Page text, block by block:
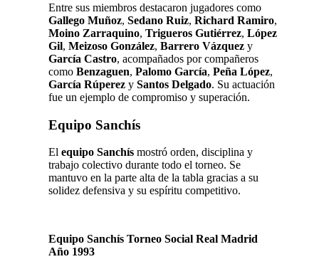
Entre sus miembros destacaron jugadores como
Gallego Muñoz, Sedano Ruiz, Richard Ramiro,
Moino Zarraquino, Trigueros Gutiérrez, López
Gil, Meizoso González, Barrero Vázquez y
García Castro, acompañados por compañeros
como Benzaguen, Palomo García, Peña López,
García Rúperez y Santos Delgado. Su actuación
fue un ejemplo de compromiso y superación.
Equipo Sanchís
El equipo Sanchís mostró orden, disciplina y
trabajo colectivo durante todo el torneo. Se
mantuvo en la parte alta de la tabla gracias a su
solidez defensiva y su espíritu competitivo.
Equipo Sanchís Torneo Social Real Madrid
Año 1993